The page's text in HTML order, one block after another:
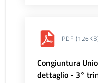
PDF
Congiuntura
dettaglio - 3°